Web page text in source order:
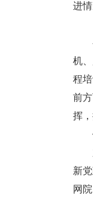
进
粤
机
程
前
挥
创
加
新
网